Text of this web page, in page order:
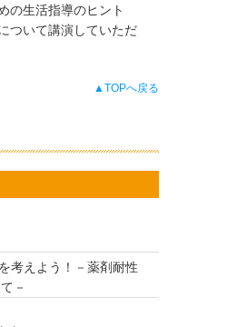
の生活指導のヒント
ついて講演していただ
▲TOPへ戻る
考えよう！－薬剤耐性
－